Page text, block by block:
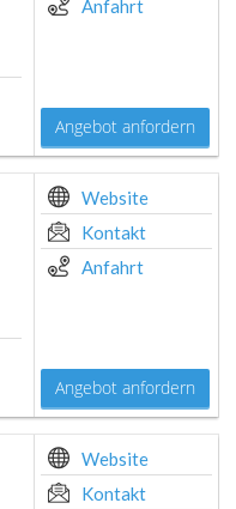
Anfahrt
Angebot anfordern
Website
Kontakt
Anfahrt
Angebot anfordern
Website
Kontakt